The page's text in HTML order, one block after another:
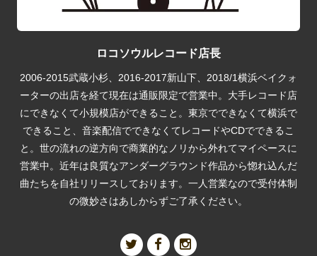
ロコソウルレコード店長
2006-2015武蔵小杉、2016-2017新山下、2018/1横浜ベイクォ
ーターの出店を経て現在は通販限定で営業中。大手レコード店
にできなくて小規模店ができること。東京でできなくて横浜で
できること、音楽配信でできなくてレコードやCDでできるこ
と。世の流れの逆方向で商業的なノリから外れてマイペースに
営業中。近年は良質なアンダーグラウンド作品から惚れ込んだ
曲たちを自社リリースしております。一人営業なので受付体制
の微妙さはあしからずご了承ください。